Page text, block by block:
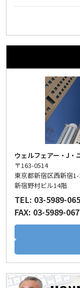
ウェルフェアー・J・
〒163-0514
東京都新宿区西新宿
新宿野村ビル14階
TEL: 03-5989-
FAX: 03-5989-